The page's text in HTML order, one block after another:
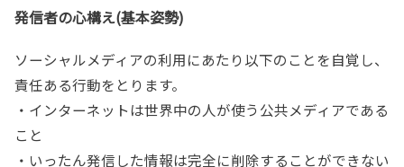
発信者の心構え(基本姿勢)
ソーシャルメディアの利用にあたり以下のことを自覚し、
責任ある行動をとります。
・インターネットは世界中の人が使う公共メディアである
こと
・いったん発信した情報は完全に削除することができない